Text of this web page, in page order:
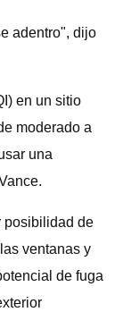
adentro", dijo
en un sitio
moderado a
una
posibilidad de
ventanas y
de fuga